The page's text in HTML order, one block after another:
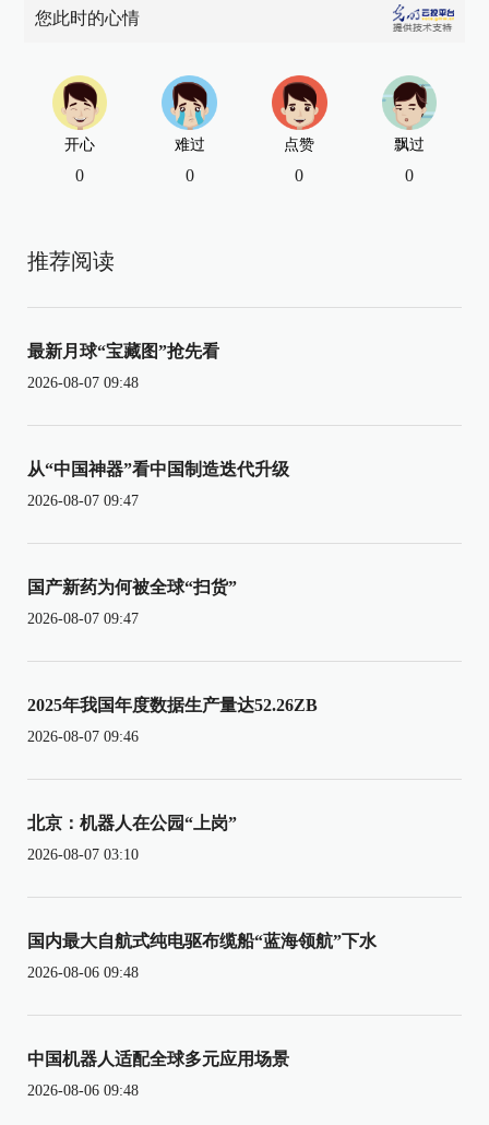
您此时的心情
开心
0
难过
0
点赞
0
飘过
0
推荐阅读
最新月球“宝藏图”抢先看
2026-08-07 09:48
从“中国神器”看中国制造迭代升级
2026-08-07 09:47
国产新药为何被全球“扫货”
2026-08-07 09:47
2025年我国年度数据生产量达52.26ZB
2026-08-07 09:46
北京：机器人在公园“上岗”
2026-08-07 03:10
国内最大自航式纯电驱布缆船“蓝海领航”下水
2026-08-06 09:48
中国机器人适配全球多元应用场景
2026-08-06 09:48